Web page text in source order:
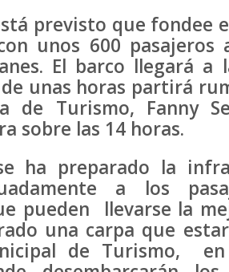
previsto que fondee
unos 600 pasajeros
El barco llegará a
unas horas partirá
de Turismo, Fanny
sobre las 14 horas.
ha preparado la
a los
pueden llevarse la
una carpa que
de Turismo,